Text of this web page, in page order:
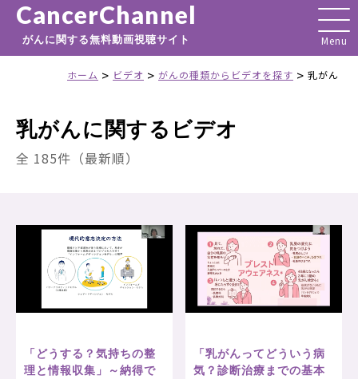
CancerChannel
がんに関する無料動画視聴サイト
ホーム > ビデオ > がんの種類からビデオを探す > 乳がん
乳がんに関するビデオ
全 185件（最新順）
「どうする？気持ちの整
理と情報収集」～納得で
「乳がんってどういう病
気？診断治療までの基本